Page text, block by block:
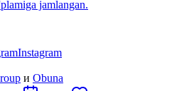
jamlangan.
Instagram
и Obuna